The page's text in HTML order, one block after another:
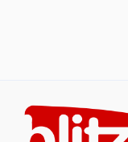
content